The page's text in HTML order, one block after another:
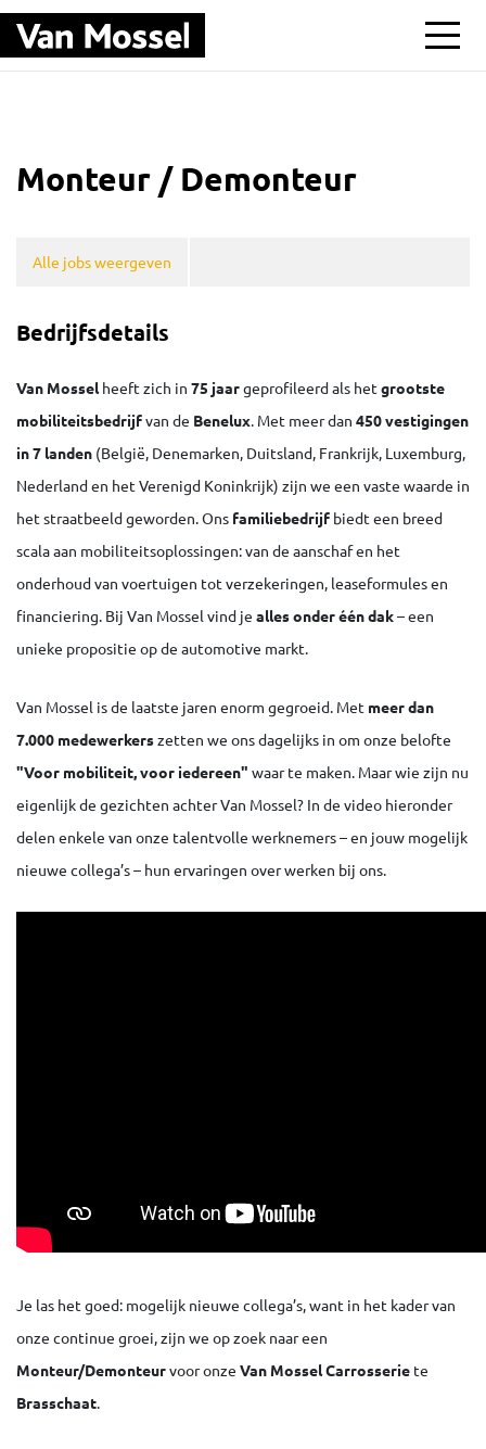
Ga naar hoofdinhoud
Monteur / Demonteur
Alle jobs weergeven
Bedrijfsdetails
Van Mosselheeft zich in 75 jaargeprofileerd als het grootste
mobiliteitsbedrijfvan de Benelux. Met meer dan 450 vestigingen
in 7 landen (België, Denemarken, Duitsland, Frankrijk, Luxemburg,
Nederland en het Verenigd Koninkrijk) zijn we een vaste waarde in
het straatbeeld geworden. Ons familiebedrijf biedt een breed
scala aan mobiliteitsoplossingen: van de aanschaf en het
onderhoud van voertuigen tot verzekeringen, leaseformules en
financiering. Bij Van Mossel vind je alles onder één dak– een
unieke propositie op de automotive markt.
Van Mossel is de laatste jaren enorm gegroeid. Met meer dan
7.000 medewerkerszetten we ons dagelijks in om onze belofte
"Voor mobiliteit, voor iedereen" waar te maken. Maar wie zijn nu
eigenlijk de gezichten achter Van Mossel? In de video hieronder
delen enkele van onze talentvolle werknemers – en jouw mogelijk
nieuwe collega’s – hun ervaringen over werken bij ons.
Je las het goed: mogelijk nieuwe collega’s, want in het kader van
onze continue groei, zijn we op zoek naar een
Monteur/Demonteurvoor onze Van Mossel Carrosserie te
Brasschaat.